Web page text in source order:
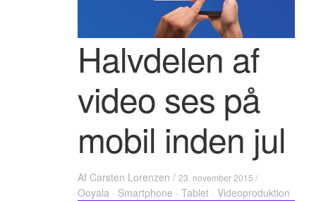
Halvdelen af
video ses på
mobil inden jul
Af Carsten Lorenzen / 23. november 2015 /
Ooyala · Smartphone · Tablet · Videoproduktion